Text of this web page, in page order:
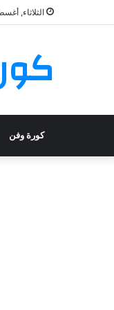
الثلاثاء, أغسطس
كورة وفن